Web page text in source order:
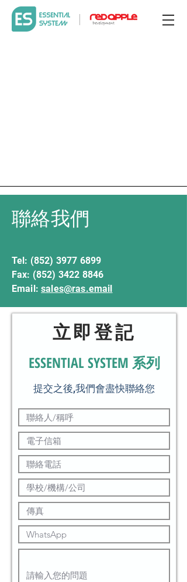
聯絡我們
Tel: (852) 3977 6899
Fax: (852) 3422 8846
Email:sales@ras.email
立即登記
ESSENTIAL SYSTEM 系列
提交之後,我們會盡快聯絡您